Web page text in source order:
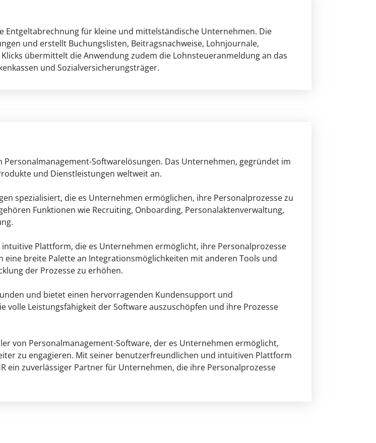
für kleine und mittelständische Unternehmen. Die
und erstellt Buchungslisten, Beitragsnachweise, Lohnjournale,
übermittelt die Anwendung zudem die Lohnsteueranmeldung an das
und Sozialversicherungsträger.
Softwarelösungen. Das Unternehmen, gegründet im
und Dienstleistungen weltweit an.
spezialisiert, die es Unternehmen ermöglichen, ihre Personalprozesse zu
Funktionen wie Recruiting, Onboarding, Personalaktenverwaltung,
Plattform, die es Unternehmen ermöglicht, ihre Personalprozesse
eine breite Palette an Integrationsmöglichkeiten mit anderen Tools und
der Prozesse zu erhöhen.
und bietet einen hervorragenden Kundensupport und
volle Leistungsfähigkeit der Software auszuschöpfen und ihre Prozesse
von Personalmanagement-Software, der es Unternehmen ermöglicht,
zu engagieren. Mit seiner benutzerfreundlichen und intuitiven Plattform
ein zuverlässiger Partner für Unternehmen, die ihre Personalprozesse